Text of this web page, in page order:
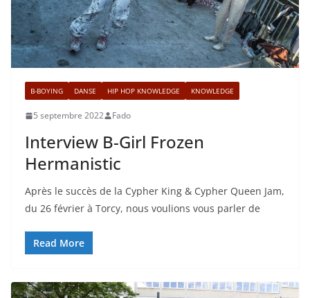
B-BOYING DANSE HIP HOP KNOWLEDGE KNOWLEDGE
5 septembre 2022 Fado
Interview B-Girl Frozen
Hermanistic
Après le succès de la Cypher King & Cypher Queen Jam,
du 26 février à Torcy, nous voulions vous parler de
Read More